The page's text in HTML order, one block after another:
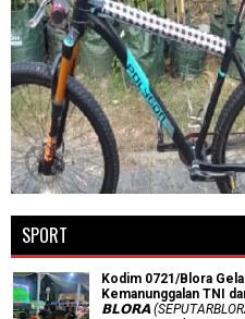
SPORT
Kodim 0721/Blora
Kemanunggalan TNI
𝗕𝗟𝗢𝗥𝗔